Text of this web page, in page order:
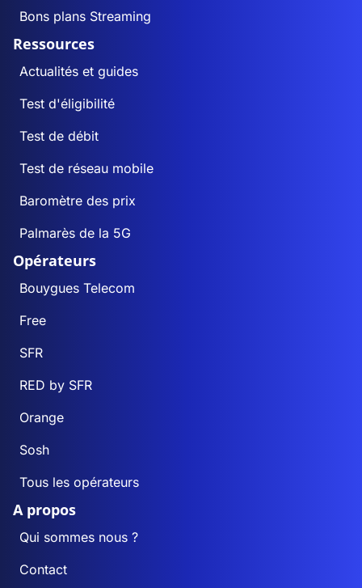
Bons plans Streaming
Ressources
Actualités et guides
Test d'éligibilité
Test de débit
Test de réseau mobile
Baromètre des prix
Palmarès de la 5G
Opérateurs
Bouygues Telecom
Free
SFR
RED by SFR
Orange
Sosh
Tous les opérateurs
A propos
Qui sommes nous ?
Contact